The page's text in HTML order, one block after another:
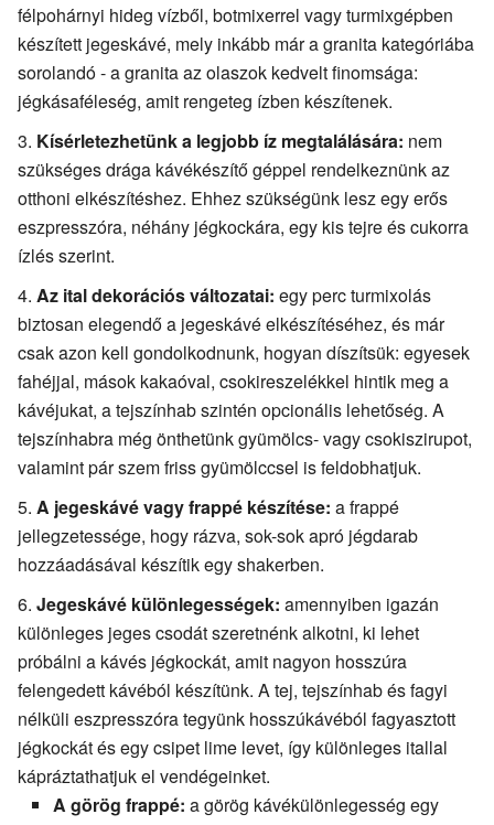
félpohárnyi hideg vízből, botmixerrel vagy turmixgépben
készített jegeskávé, mely inkább már a granita kategóriába
sorolandó - a granita az olaszok kedvelt finomsága:
jégkásaféleség, amit rengeteg ízben készítenek.
Kísérletezhetünk a legjobb íz megtalálására: nem
szükséges drága kávékészítő géppel rendelkeznünk az
otthoni elkészítéshez. Ehhez szükségünk lesz egy erős
eszpresszóra, néhány jégkockára, egy kis tejre és cukorra
ízlés szerint.
Az ital dekorációs változatai: egy perc turmixolás
biztosan elegendő a jegeskávé elkészítéséhez, és már
csak azon kell gondolkodnunk, hogyan díszítsük: egyesek
fahéjjal, mások kakaóval, csokireszelékkel hintik meg a
kávéjukat, a tejszínhab szintén opcionális lehetőség. A
tejszínhabra még önthetünk gyümölcs- vagy csokiszirupot,
valamint pár szem friss gyümölccsel is feldobhatjuk.
A jegeskávé vagy frappé készítése: a frappé
jellegzetessége, hogy rázva, sok-sok apró jégdarab
hozzáadásával készítik egy shakerben.
Jegeskávé különlegességek: amennyiben igazán
különleges jeges csodát szeretnénk alkotni, ki lehet
próbálni a kávés jégkockát, amit nagyon hosszúra
felengedett kávéból készítünk. A tej, tejszínhab és fagyi
nélküli eszpresszóra tegyünk hosszúkávéból fagyasztott
jégkockát és egy csipet lime levet, így különleges itallal
kápráztathatjuk el vendégeinket.
A görög frappé: a görög kávékülönlegesség egy